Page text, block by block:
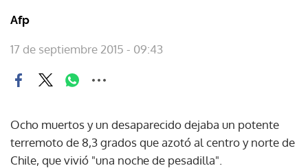
Afp
17 de septiembre 2015 - 09:43
Ocho muertos y un desaparecido dejaba un potente
terremoto de 8,3 grados que azotó al centro y norte de
Chile, que vivió "una noche de pesadilla".